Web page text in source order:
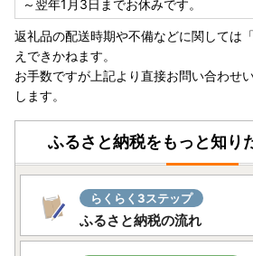
【TBS系日曜劇場「グランメゾン東京
が使用されました‼】
2019年に放送されたTBS系日曜劇場
京」にて、燕市産のカトラリーが評価
11月10日放送）から、こだわりの主人
具として使用されました。
優れたデザイン・品質を有するカトラ
で、ぜひご覧ください。
燕市を応援いただいた方に「職人の
～翌年1月3日までお休みです。
返礼品の配送時期や不備などに関しては
えできかねます。
お手数ですが上記より直接お問い合わせ
します。
ふるさと納税をもっと知り
らくらく3ステップ
ふるさと納税の流れ